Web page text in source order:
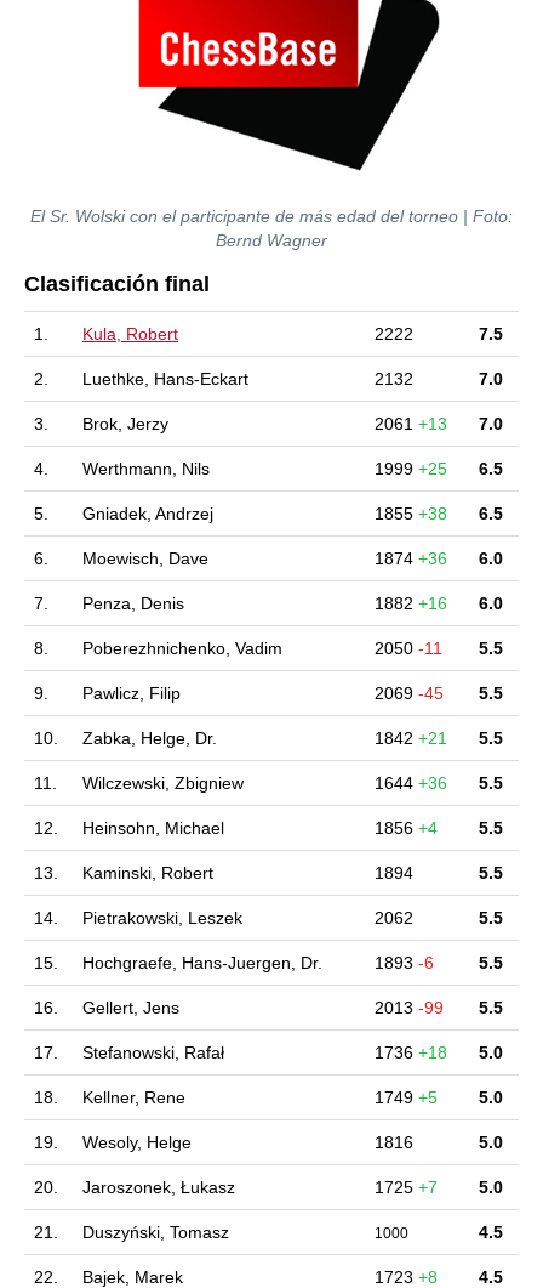
El Sr. Wolski con el participante de más edad del torneo | Foto:
Bernd Wagner
Clasificación final
1. Kula, Robert 2222 7.5
2. Luethke, Hans-Eckart 2132 7.0
3. Brok, Jerzy 2061 +13 7.0
4. Werthmann, Nils 1999 +25 6.5
5. Gniadek, Andrzej 1855 +38 6.5
6. Moewisch, Dave 1874 +36 6.0
7. Penza, Denis 1882 +16 6.0
8. Poberezhnichenko, Vadim 2050 -11 5.5
9. Pawlicz, Filip 2069 -45 5.5
10. Zabka, Helge, Dr. 1842 +21 5.5
11. Wilczewski, Zbigniew 1644 +36 5.5
12. Heinsohn, Michael 1856 +4 5.5
13. Kaminski, Robert 1894 5.5
14. Pietrakowski, Leszek 2062 5.5
15. Hochgraefe, Hans-Juergen, Dr. 1893 -6 5.5
16. Gellert, Jens 2013 -99 5.5
17. Stefanowski, Rafał 1736 +18 5.0
18. Kellner, Rene 1749 +5 5.0
19. Wesoly, Helge 1816 5.0
20. Jaroszonek, Łukasz 1725 +7 5.0
21. Duszyński, Tomasz 1000 4.5
22. Bajek, Marek 1723 +8 4.5